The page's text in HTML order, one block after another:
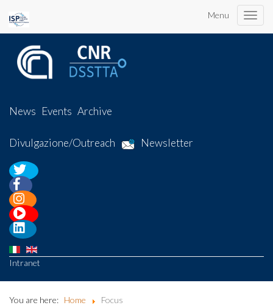
Menu
Toggle
News Events Archive
Divulgazione/Outreach Newsletter
Intranet
You are here: Home Focus